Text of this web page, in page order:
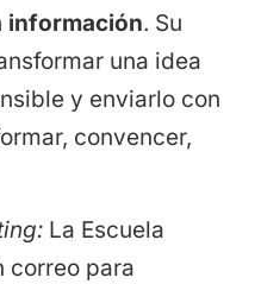
información. Su
una idea
y enviarlo con
convencer,
La Escuela
correo para